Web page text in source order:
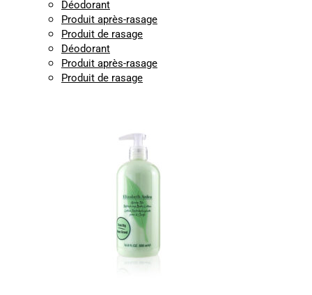
Déodorant
Produit après-rasage
Produit de rasage
Déodorant
Produit après-rasage
Produit de rasage